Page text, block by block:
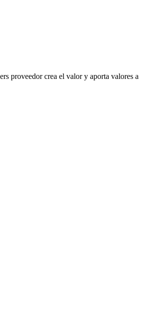
proveedor crea el valor y aporta valores a